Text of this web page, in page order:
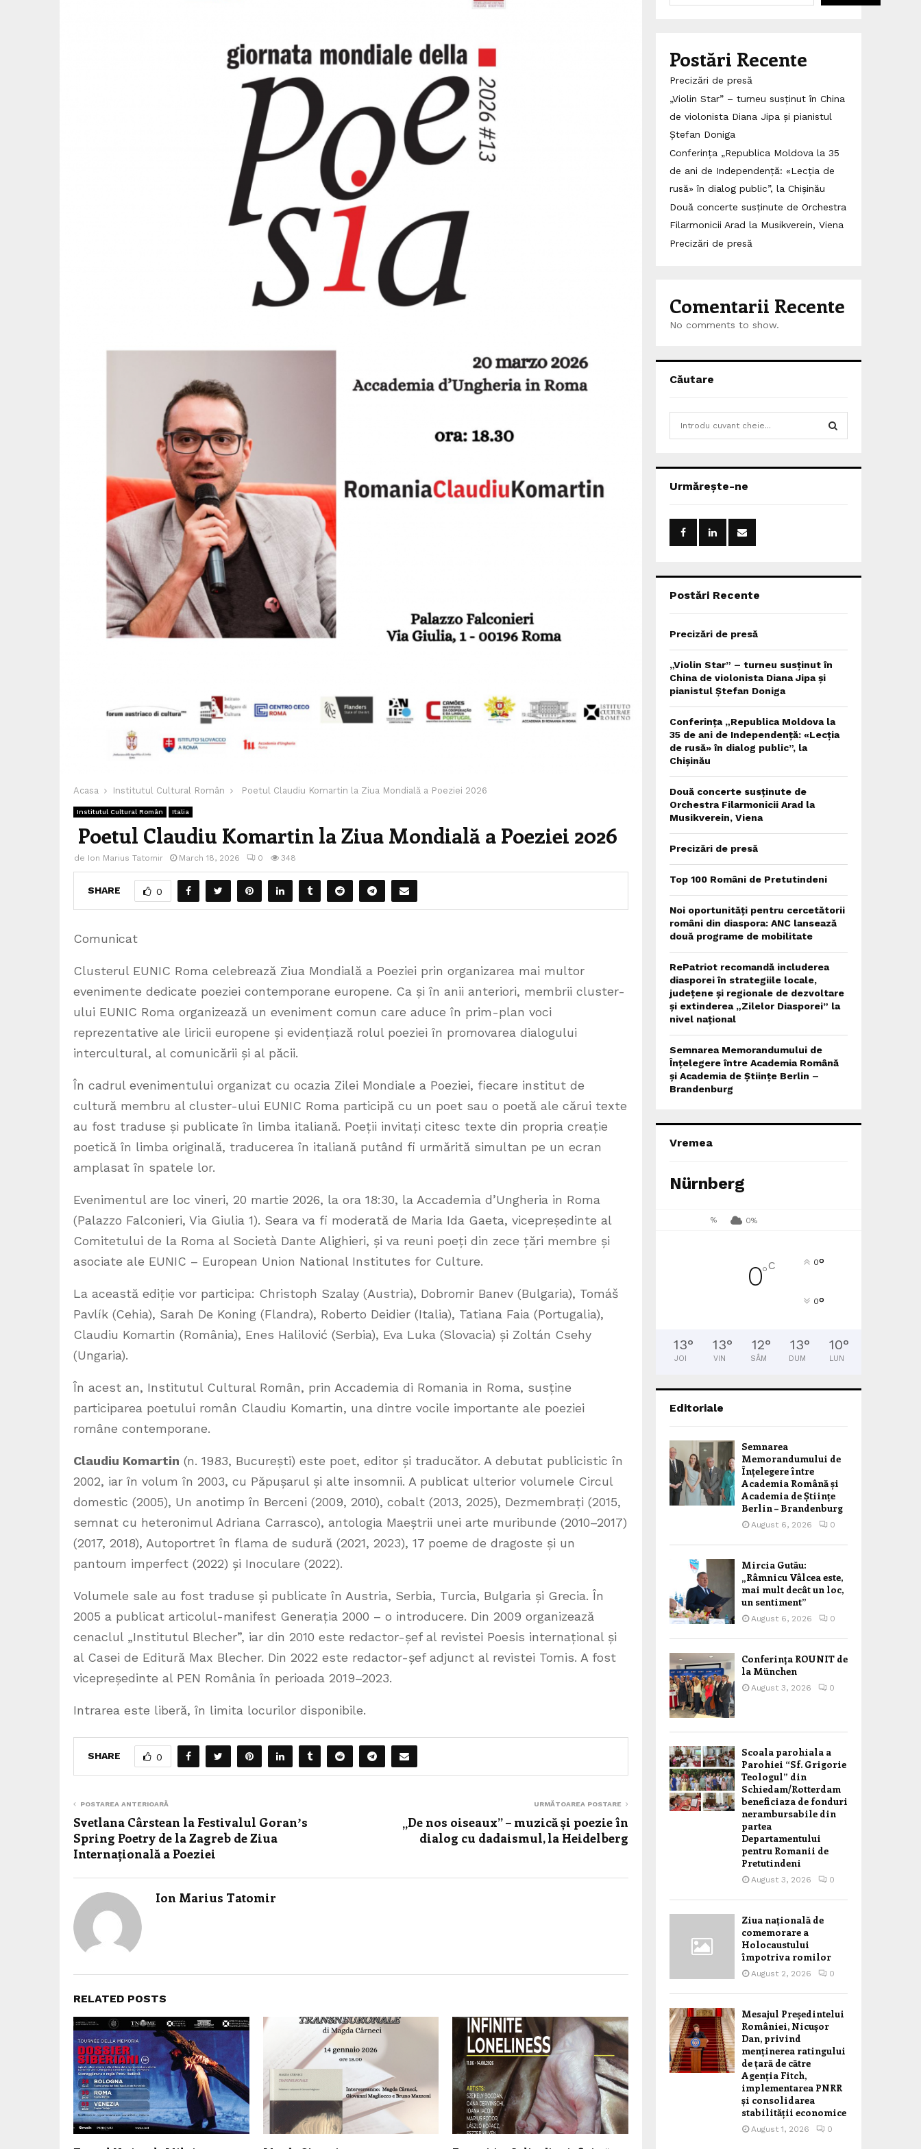
Acasa Institutul Cultural Român Poetul Claudiu Komartin la Ziua Mondială a Poeziei 2026
Institutul Cultural Român Italia
Poetul Claudiu Komartin la Ziua Mondială a Poeziei 2026
de Ion Marius Tatomir March 18, 2026 0 348
SHARE 0
Comunicat
Clusterul EUNIC Roma celebrează Ziua Mondială a Poeziei prin organizarea mai multor
evenimente dedicate poeziei contemporane europene. Ca și în anii anteriori, membrii cluster-
ului EUNIC Roma organizează un eveniment comun care aduce în prim-plan voci
reprezentative ale liricii europene și evidențiază rolul poeziei în promovarea dialogului
intercultural, al comunicării și al păcii.
În cadrul evenimentului organizat cu ocazia Zilei Mondiale a Poeziei, fiecare institut de
cultură membru al cluster-ului EUNIC Roma participă cu un poet sau o poetă ale cărui texte
au fost traduse și publicate în limba italiană. Poeții invitați citesc texte din propria creație
poetică în limba originală, traducerea în italiană putând fi urmărită simultan pe un ecran
amplasat în spatele lor.
Evenimentul are loc vineri, 20 martie 2026, la ora 18:30, la Accademia d’Ungheria in Roma
(Palazzo Falconieri, Via Giulia 1). Seara va fi moderată de Maria Ida Gaeta, vicepreședinte al
Comitetului de la Roma al Società Dante Alighieri, și va reuni poeți din zece țări membre și
asociate ale EUNIC – European Union National Institutes for Culture.
La această ediție vor participa: Christoph Szalay (Austria), Dobromir Banev (Bulgaria), Tomáš
Pavlík (Cehia), Sarah De Koning (Flandra), Roberto Deidier (Italia), Tatiana Faia (Portugalia),
Claudiu Komartin (România), Enes Halilović (Serbia), Eva Luka (Slovacia) și Zoltán Csehy
(Ungaria).
În acest an, Institutul Cultural Român, prin Accademia di Romania in Roma, susține
participarea poetului român Claudiu Komartin, una dintre vocile importante ale poeziei
române contemporane.
Claudiu Komartin (n. 1983, București) este poet, editor și traducător. A debutat publicistic în
2002, iar în volum în 2003, cu Păpușarul și alte insomnii. A publicat ulterior volumele Circul
domestic (2005), Un anotimp în Berceni (2009, 2010), cobalt (2013, 2025), Dezmembrați (2015,
semnat cu heteronimul Adriana Carrasco), antologia Maeștrii unei arte muribunde (2010–2017)
(2017, 2018), Autoportret în flama de sudură (2021, 2023), 17 poeme de dragoste și un
pantoum imperfect (2022) și Inoculare (2022).
Volumele sale au fost traduse și publicate în Austria, Serbia, Turcia, Bulgaria și Grecia. În
2005 a publicat articolul-manifest Generația 2000 – o introducere. Din 2009 organizează
cenaclul „Institutul Blecher”, iar din 2010 este redactor-șef al revistei Poesis internațional și
al Casei de Editură Max Blecher. Din 2022 este redactor-șef adjunct al revistei Tomis. A fost
vicepreședinte al PEN România în perioada 2019–2023.
Intrarea este liberă, în limita locurilor disponibile.
SHARE 0
POSTAREA ANTERIOARĂ
Svetlana Cârstean la Festivalul Goranʼs
Spring Poetry de la Zagreb de Ziua
Internațională a Poeziei
URMĂTOAREA POSTARE
„De nos oiseaux” – muzică și poezie în
dialog cu dadaismul, la Heidelberg
Ion Marius Tatomir
RELATED POSTS
Postări Recente
Precizări de presă
„Violin Star” – turneu susținut în China
de violonista Diana Jipa și pianistul
Ștefan Doniga
Conferința „Republica Moldova la 35
de ani de Independență: «Lecția de
rusă» în dialog public”, la Chișinău
Două concerte susținute de Orchestra
Filarmonicii Arad la Musikverein, Viena
Precizări de presă
Comentarii Recente
No comments to show.
Căutare
h
o
:
Urmărește-ne
Postări Recente
Precizări de presă
„Violin Star” – turneu susținut în
China de violonista Diana Jipa și
pianistul Ștefan Doniga
Conferința „Republica Moldova la
35 de ani de Independență: «Lecția
de rusă» în dialog public”, la
Chișinău
Două concerte susținute de
Orchestra Filarmonicii Arad la
Musikverein, Viena
Precizări de presă
Top 100 Români de Pretutindeni
Noi oportunități pentru cercetătorii
români din diaspora: ANC lansează
două programe de mobilitate
RePatriot recomandă includerea
diasporei în strategiile locale,
județene și regionale de dezvoltare
și extinderea „Zilelor Diasporei” la
nivel național
Semnarea Memorandumului de
Înțelegere între Academia Română
și Academia de Științe Berlin –
Brandenburg
Vremea
Nürnberg
% 0%
0°C 0°
0°
13°
JOI
13°
VIN
12°
SÂM
13°
DUM
10°
LUN
Editoriale
Semnarea
Memorandumului de
Înțelegere între
Academia Română și
Academia de Științe
Berlin – Brandenburg
August 6, 2026 0
Mircia Gutău:
„Râmnicu Vâlcea este,
mai mult decât un loc,
un sentiment”
August 6, 2026 0
Conferința ROUNIT de
la München
August 3, 2026 0
Scoala parohiala a
Parohiei “Sf. Grigorie
Teologul” din
Schiedam/Rotterdam
beneficiaza de fonduri
nerambursabile din
partea
Departamentului
pentru Romanii de
Pretutindeni
August 3, 2026 0
Ziua națională de
comemorare a
Holocaustului
împotriva romilor
August 2, 2026 0
Mesajul Președintelui
României, Nicușor
Dan, privind
menținerea ratingului
de țară de către
Agenția Fitch,
implementarea PNRR
și consolidarea
stabilității economice
August 1, 2026 0